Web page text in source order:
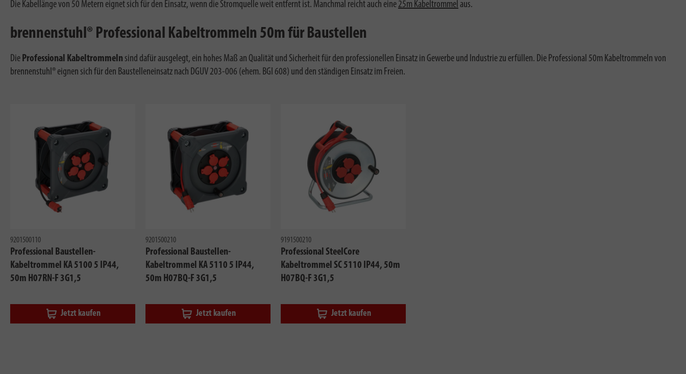
Die Kabellänge von 50 Metern eignet sich für den Einsatz, wenn die Stromquelle weit entfernt ist. Manchmal reicht auch eine25m Kabeltrommel aus.
brennenstuhl® Professional Kabeltrommeln 50m für Baustellen
Die Professional Kabeltrommeln sind dafür ausgelegt, ein hohes Maß an Qualität und Sicherheit für den professionellen Einsatz in Gewerbe und Industrie zu erfüllen. Die Professional 50m Kabeltrommeln von
brennenstuhl® eignen sich für den Baustelleneinsatz nach DGUV 203-006 (ehem. BGI 608) und den ständigen Einsatz im Freien.
9201500110
Professional Baustellen-
Kabeltrommel KA 5100 5 IP44,
50m H07RN-F 3G1,5
Jetzt kaufen
9201500210
Professional Baustellen-
Kabeltrommel KA 5110 5 IP44,
50m H07BQ-F 3G1,5
Jetzt kaufen
9191500210
Professional SteelCore
Kabeltrommel SC 5110 IP44, 50m
H07BQ-F 3G1,5
Jetzt kaufen